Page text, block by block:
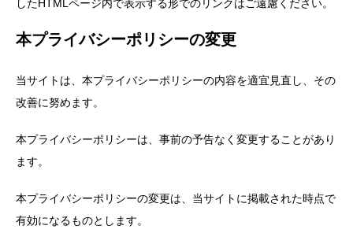
したHTMLページ内で表示する形でのリンクはご遠慮ください。
本プライバシーポリシーの変更
当サイトは、本プライバシーポリシーの内容を適宜見直し、その
改善に努めます。
本プライバシーポリシーは、事前の予告なく変更することがあり
ます。
本プライバシーポリシーの変更は、当サイトに掲載された時点で
有効になるものとします。